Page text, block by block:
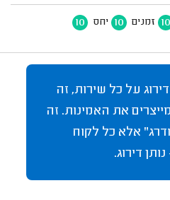
10 זמנים 10 יחס 10
על כל שירות, זה
את האמינות. זה
אלא כל לקוח
דירוג.